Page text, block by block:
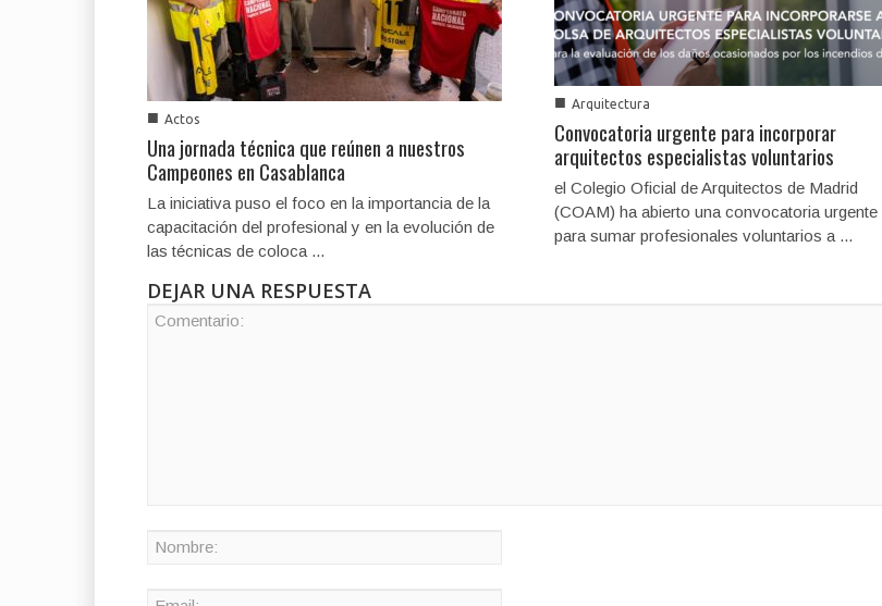
■ Actos
Una jornada técnica que reúnen a nuestros
Campeones en Casablanca
La iniciativa puso el foco en la importancia de la
capacitación del profesional y en la evolución de
las técnicas de coloca ...
■ Arquitectura
Convocatoria urgente para incorporar
arquitectos especialistas voluntarios
el Colegio Oficial de Arquitectos de Madrid
(COAM) ha abierto una convocatoria urgente
para sumar profesionales voluntarios a ...
DEJAR UNA RESPUESTA